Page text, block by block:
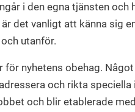
i den egna tjänsten och
det vanligt att känna sig
utanför.
för nyhetens obehag.
och rikta
och blir etablerade